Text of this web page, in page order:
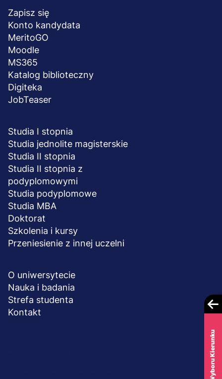
stopka
Zapisz się
Konto kandydata
MeritoGO
Moodle
MS365
Katalog biblioteczny
Digiteka
JobTeaser
Studia I stopnia
Studia jednolite magisterskie
Studia II stopnia
Studia II stopnia z
podyplomowymi
Studia podyplomowe
Studia MBA
Doktorat
Szkolenia i kursy
Przeniesienie z innej uczelni
O uniwersytecie
Nauka i badania
Strefa studenta
Kontakt
Test Wyboru Kierunku